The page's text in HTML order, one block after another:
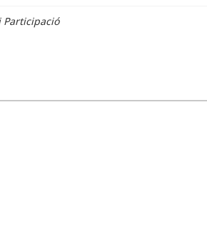
Participació